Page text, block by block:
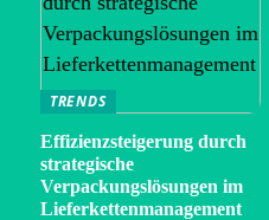
TRENDS
Effizienzsteigerung durch
strategische
Verpackungslösungen im
Lieferkettenmanagement